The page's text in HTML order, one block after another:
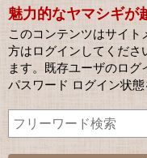
魅力的なヤマシギが
このコンテンツはサイ
方はログインしてくださ
ます。既存ユーザのロ
パスワード ログイン状